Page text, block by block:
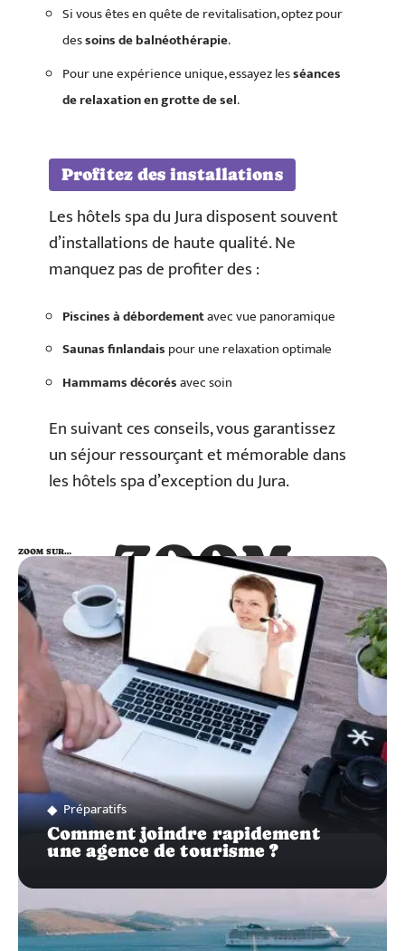
Si vous êtes en quête de revitalisation, optez pour
dessoins de balnéothérapie.
Pour une expérience unique, essayez lesséances
de relaxation en grotte de sel.
Profitez des installations
Les hôtels spa du Jura disposent souvent
d’installations de haute qualité. Ne
manquez pas de profiter des :
Piscines à débordementavec vue panoramique
Saunas finlandais pour une relaxation optimale
Hammams décorésavec soin
En suivant ces conseils, vous garantissez
un séjour ressourçant et mémorable dans
les hôtels spa d’exception du Jura.
ZOOM
SUR…
ZOOM SUR…
Préparatifs
Comment joindre rapidement
une agence de tourisme ?